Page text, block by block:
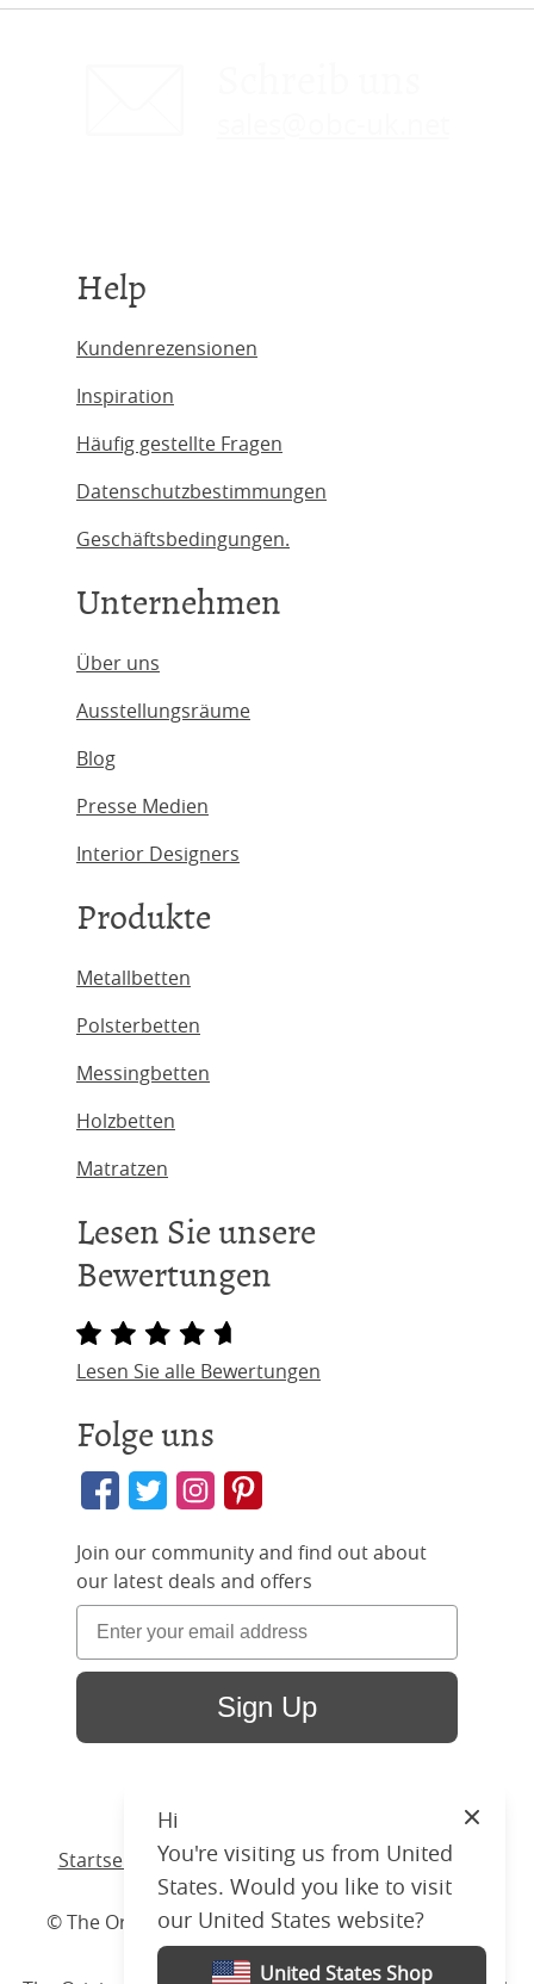
Help
Kundenrezensionen
Inspiration
Häufig gestellte Fragen
Datenschutzbestimmungen
Geschäftsbedingungen.
Unternehmen
Über uns
Ausstellungsräume
Blog
Presse Medien
Interior Designers
Produkte
Metallbetten
Polsterbetten
Messingbetten
Holzbetten
Matratzen
Lesen Sie unsere
Bewertungen
Lesen Sie alle Bewertungen
Folge uns
Join our community and find out about
our latest deals and offers
Sign Up
Startseite / Produkte /Bett /Holzbett/ Warton
© The Original Bedstead Co. (2026) Company No.
03662796 VAT No. 726 3896 02
Hi
You're visiting us from United
States. Would you like to visit
our United States website?
United States Shop
Close